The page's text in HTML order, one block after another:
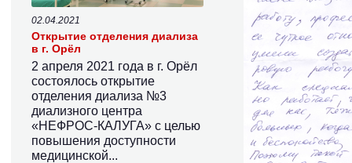
02.04.2021
Открытие отделения диализа
в г. Орёл
2 апреля 2021 года в г. Орёл
состоялось открытие
отделения диализа №3
диализного центра
«НЕФРОС-КАЛУГА» с целью
повышения доступности
медицинской...